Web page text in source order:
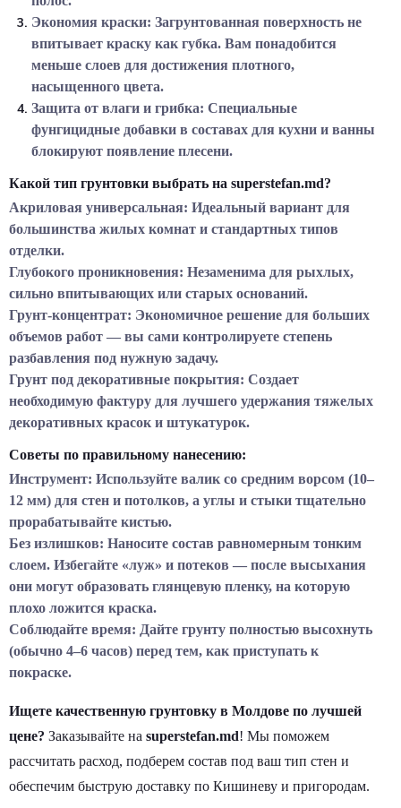
Экономия краски: Загрунтованная поверхность не
впитывает краску как губка. Вам понадобится
меньше слоев для достижения плотного,
насыщенного цвета.
Защита от влаги и грибка: Специальные
фунгицидные добавки в составах для кухни и ванны
блокируют появление плесени.
Какой тип грунтовки выбрать на superstefan.md?
Акриловая универсальная: Идеальный вариант для
большинства жилых комнат и стандартных типов
отделки.
Глубокого проникновения: Незаменима для рыхлых,
сильно впитывающих или старых оснований.
Грунт-концентрат: Экономичное решение для больших
объемов работ — вы сами контролируете степень
разбавления под нужную задачу.
Грунт под декоративные покрытия: Создает
необходимую фактуру для лучшего удержания тяжелых
декоративных красок и штукатурок.
Советы по правильному нанесению:
Инструмент: Используйте валик со средним ворсом (10–
12 мм) для стен и потолков, а углы и стыки тщательно
прорабатывайте кистью.
Без излишков: Наносите состав равномерным тонким
слоем. Избегайте «луж» и потеков — после высыхания
они могут образовать глянцевую пленку, на которую
плохо ложится краска.
Соблюдайте время: Дайте грунту полностью высохнуть
(обычно 4–6 часов) перед тем, как приступать к
покраске.
Ищете качественную грунтовку в Молдове по лучшей
цене? Заказывайте на superstefan.md! Мы поможем
рассчитать расход, подберем состав под ваш тип стен и
обеспечим быструю доставку по Кишиневу и пригородам.